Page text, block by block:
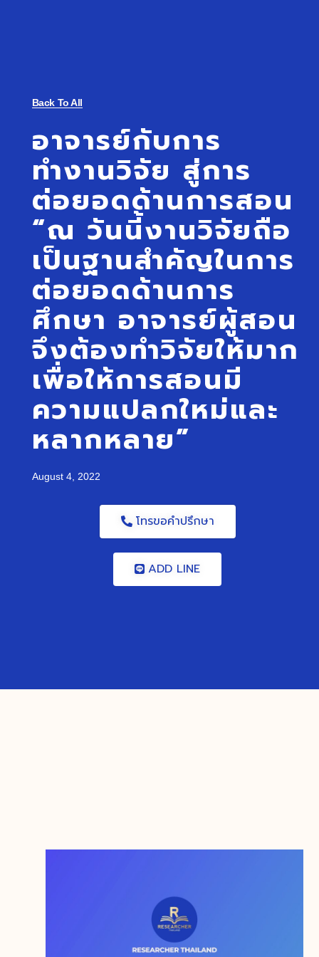
Back To All
อาจารย์กับการ
ทำงานวิจัย สู่การ
ต่อยอดด้านการสอน
“ณ วันนี้งานวิจัยถือ
เป็นฐานสำคัญในการ
ต่อยอดด้านการ
ศึกษา อาจารย์ผู้สอน
จึงต้องทำวิจัยให้มาก
เพื่อให้การสอนมี
ความแปลกใหม่และ
หลากหลาย”
August 4, 2022
โทรขอคำปรึกษา
ADD LINE